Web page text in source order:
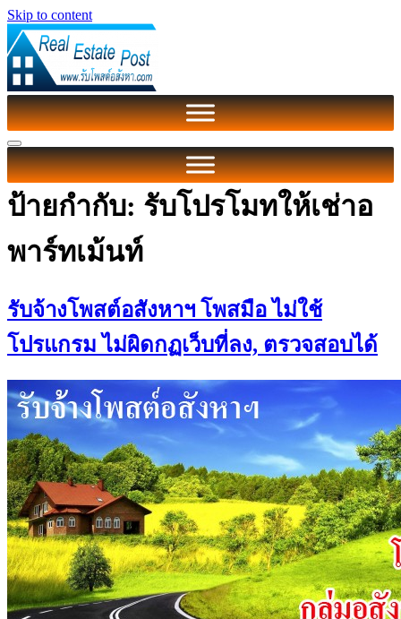
Skip to content
ป้ายกำกับ: รับโปรโมทให้เช่าอ
พาร์ทเม้นท์
รับจ้างโพสต์อสังหาฯ โพสมือ ไม่ใช้
โปรแกรม ไม่ผิดกฏเว็บที่ลง, ตรวจสอบได้